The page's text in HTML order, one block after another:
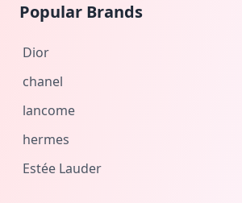
Popular Brands
Dior
chanel
lancome
hermes
Estée Lauder